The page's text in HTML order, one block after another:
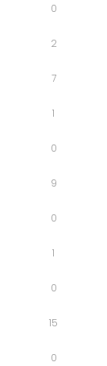
0
2
7
1
0
9
0
1
0
15
0